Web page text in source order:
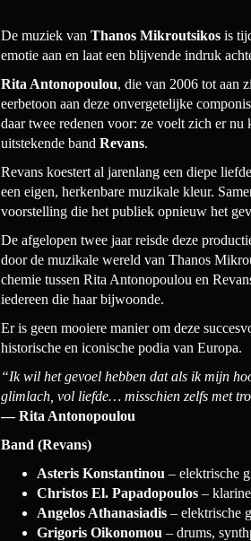
De muziek van Thanos Mikroutsikos is
emotie aan en laat een blijvende indruk
Rita Antonopoulou, die van 2006 tot aan
eerbetoon aan deze onvergetelijke
daar twee redenen voor: ze voelt zich er
uitstekende band Revans.
Revans koestert al jarenlang een diepe
een eigen, herkenbare muzikale kleur.
voorstelling die het publiek opnieuw het
De afgelopen twee jaar reisde deze
door de muzikale wereld van Thanos
chemie tussen Rita Antonopoulou en
iedereen die haar bijwoonde.
Er is geen mooiere manier om deze
historische en iconische podia van Europa.
“Ik wil het gevoel hebben dat als ik mijn
glimlach, vol liefde… misschien zelfs met
— Rita Antonopoulou
Band (Revans)
Asteris Konstantinou – elektrische
Christos El. Papadopoulos –
Angelos Athanasiadis – elektrische
Grigoris Oikonomou – drums,